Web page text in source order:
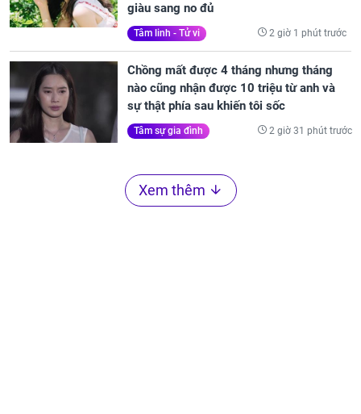
giàu sang no đủ
Tâm linh - Tử vi 2 giờ 1 phút trước
Chồng mất được 4 tháng nhưng tháng
nào cũng nhận được 10 triệu từ anh và
sự thật phía sau khiến tôi sốc
Tâm sự gia đình 2 giờ 31 phút trước
Xem thêm